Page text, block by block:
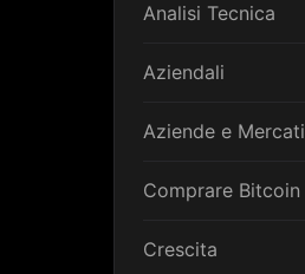
Analisi Tecnica
Aziendali
Aziende e Mercati
Comprare Bitcoin
Crescita